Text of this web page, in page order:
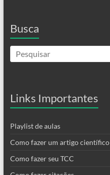
Busca
Links Importantes
Playlist de aulas
Como fazer um artigo científico
Como fazer seu TCC